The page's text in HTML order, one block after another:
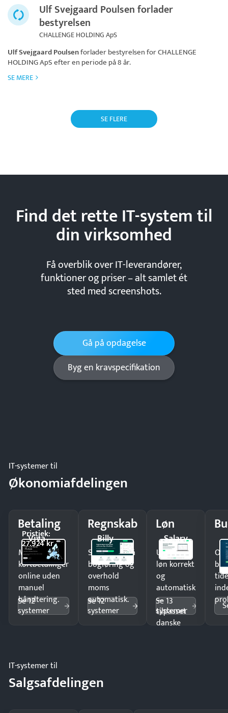
Ulf Svejgaard Poulsen forlader
bestyrelsen
CHALLENGE HOLDING ApS
Ulf Svejgaard Poulsenforlader bestyrelsen forCHALLENGE
HOLDING ApSefter en periode på 8 år.
SE MERE
SE FLERE
Find det rette IT-system til
dinvirksomhed
Få overblik over IT-leverandører,
funktioner og priser – alt samlet ét
sted med screenshots.
Gå på opdagelse
Byg en kravspecifikation
IT-systemer til
Økonomiafdelingen
Betaling
Viva
Pristjek:
27.924 kr
Modtag
kortbetalinger
online uden
manuel
håndtering.
Se 12
systemer
Regnskab
Billy
Spar timer på
bogføring og
overhold
moms
automatisk.
Se 12
systemer
Løn
Salary
Udbetal
løn korrekt
og
automatisk
—
tilpasset
danske
Se 13
systemer
IT-systemer til
Salgsafdelingen